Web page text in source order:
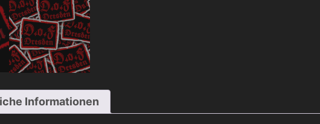
Informationen